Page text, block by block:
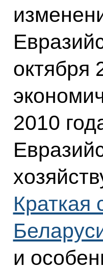
октября
2010
Краткая
и